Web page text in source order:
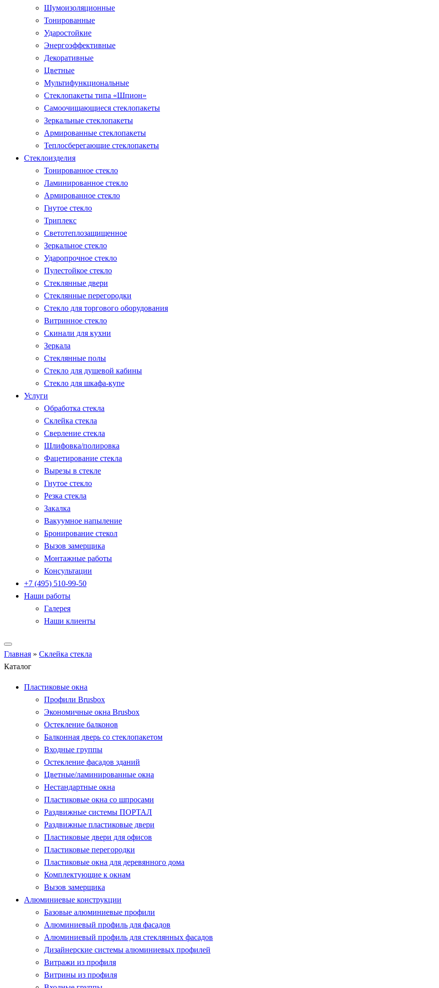
Шумоизоляционные
Тонированные
Ударостойкие
Энергоэффективные
Декоративные
Цветные
Мультифункциональные
Стеклопакеты типа «Шпион»
Самоочищающиеся стеклопакеты
Зеркальные стеклопакеты
Армированные стеклопакеты
Теплосберегающие стеклопакеты
Стеклоизделия
Тонированное стекло
Ламинированное стекло
Армированное стекло
Гнутое стекло
Триплекс
Светотеплозащищенное
Зеркальное стекло
Ударопрочное стекло
Пулестойкое стекло
Стеклянные двери
Стеклянные перегородки
Стекло для торгового оборудования
Витринное стекло
Скинали для кухни
Зеркала
Стеклянные полы
Стекло для душевой кабины
Стекло для шкафа-купе
Услуги
Обработка стекла
Склейка стекла
Сверление стекла
Шлифовка/полировка
Фацетирование стекла
Вырезы в стекле
Гнутое стекло
Резка стекла
Закалка
Вакуумное напыление
Бронирование стекол
Вызов замерщика
Монтажные работы
Консультации
+7 (495) 510-99-50
Наши работы
Галерея
Наши клиенты
Главная » Склейка стекла
Каталог
Пластиковые окна
Профили Brusbox
Экономичные окна Brusbox
Остекление балконов
Балконная дверь со стеклопакетом
Входные группы
Остекление фасадов зданий
Цветные/ламинированные окна
Нестандартные окна
Пластиковые окна со шпросами
Раздвижные системы ПОРТАЛ
Раздвижные пластиковые двери
Пластиковые двери для офисов
Пластиковые перегородки
Пластиковые окна для деревянного дома
Комплектующие к окнам
Вызов замерщика
Алюминиевые конструкции
Базовые алюминиевые профили
Алюминиевый профиль для фасадов
Алюминиевый профиль для стеклянных фасадов
Дизайнерские системы алюминиевых профилей
Витражи из профиля
Витрины из профиля